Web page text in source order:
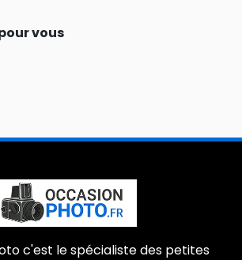
vous
c'est le spécialiste des petites